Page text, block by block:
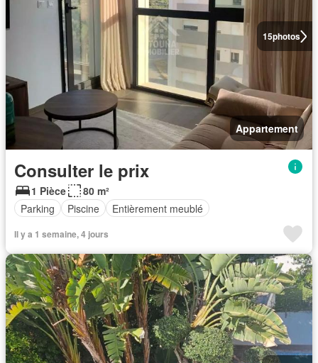
15photos
Appartement
Consulter le prix
1 Pièce
80 m²
Parking
Piscine Entièrement meublé
Il y a 1 semaine, 4 jours